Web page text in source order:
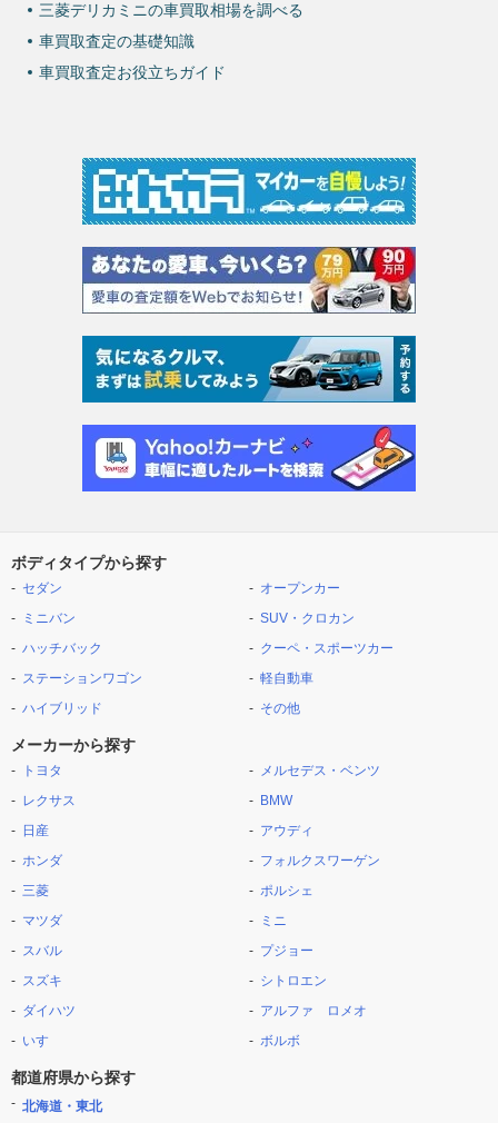
三菱デリカミニの車買取相場を調べる
車買取査定の基礎知識
車買取査定お役立ちガイド
ボディタイプから探す
セダン
ミニバン
ハッチバック
ステーションワゴン
ハイブリッド
オープンカー
SUV・クロカン
クーペ・スポーツカー
軽自動車
その他
メーカーから探す
トヨタ
レクサス
日産
ホンダ
三菱
マツダ
スバル
スズキ
ダイハツ
いすゞ
メルセデス・ベンツ
BMW
アウディ
フォルクスワーゲン
ポルシェ
ミニ
プジョー
シトロエン
アルファ ロメオ
ボルボ
都道府県から探す
北海道・東北